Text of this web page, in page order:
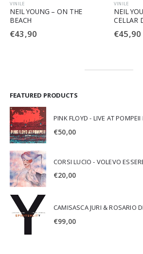
VINILE
NEIL YOUNG – ON THE
BEACH
€43,90
VINILE
NEIL
CELLAR
€45,90
FEATURED PRODUCTS
PINK FLOYD - LIVE AT
€50,00
CORSI LUCIO - VOLEVO
€20,00
CAMISASCA JURI & ROSARIO
€99,00